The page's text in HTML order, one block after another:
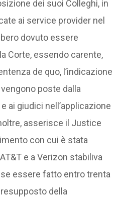
dei suoi Colleghi, in
ai service provider nel
dovuto essere
Corte, essendo carente,
de quo, l’indicazione
poste dalla
ai giudici nell’applicazione
asserisce il Justice
con cui è stata
e a Verizon stabiliva
essere fatto entro trenta
della